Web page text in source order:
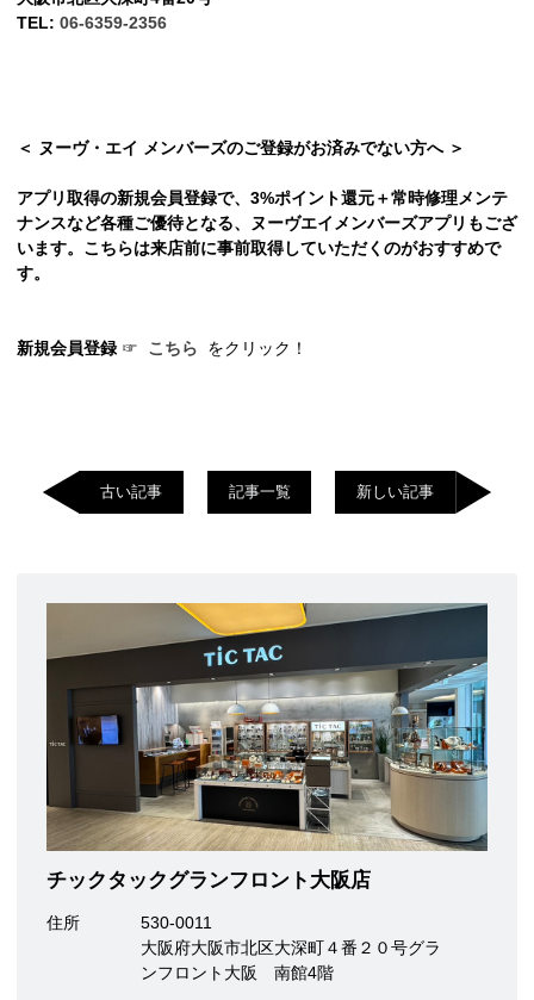
TEL: 06-6359-2356
＜ ヌーヴ・エイ メンバーズのご登録がお済みでない方へ ＞
アプリ取得の新規会員登録で、3%ポイント還元＋常時修理メンテ
ナンスなど各種ご優待となる、ヌーヴエイメンバーズアプリもござ
います。こちらは来店前に事前取得していただくのがおすすめで
す。
新規会員登録 ☞ こちら をクリック！
古い記事 記事一覧 新しい記事
チックタックグランフロント大阪店
住所
530-0011
大阪府大阪市北区大深町４番２０号グラ
ンフロント大阪 南館4階